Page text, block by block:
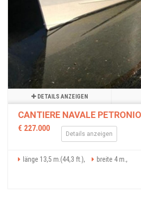
DETAILS ANZEIGEN
CANTIERE NAVALE
€ 227.000
Details anzeigen
länge 13,5 m.(44,3 ft.), breite 4 m.,